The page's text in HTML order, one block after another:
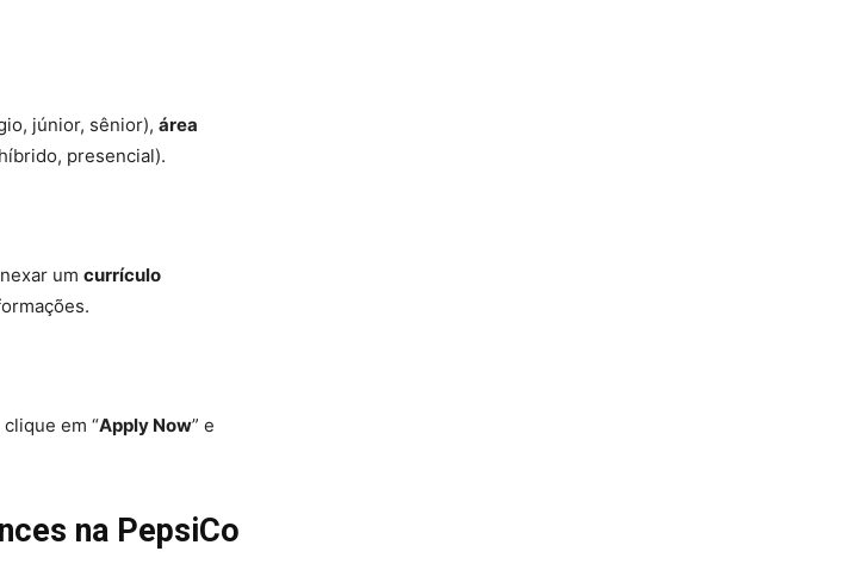
júnior, sênior), área
presencial).
um currículo
em “Apply Now” e
na PepsiCo